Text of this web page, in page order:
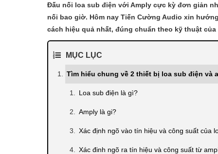
Đấu nối loa sub điện với Amply cực kỳ đơn giản
nối bao giờ. Hôm nay Tiến Cường Audio xin
cách hiệu quả nhất, đúng chuẩn theo kỹ thuật
MỤC LỤC
Tìm hiểu chung về 2 thiết bị loa sub điện và
Loa sub điện là gì?
Amply là gi?
Xác định ngõ vào tín hiệu và công suất của
Xác đinh ngõ ra tín hiệu và công suất từ